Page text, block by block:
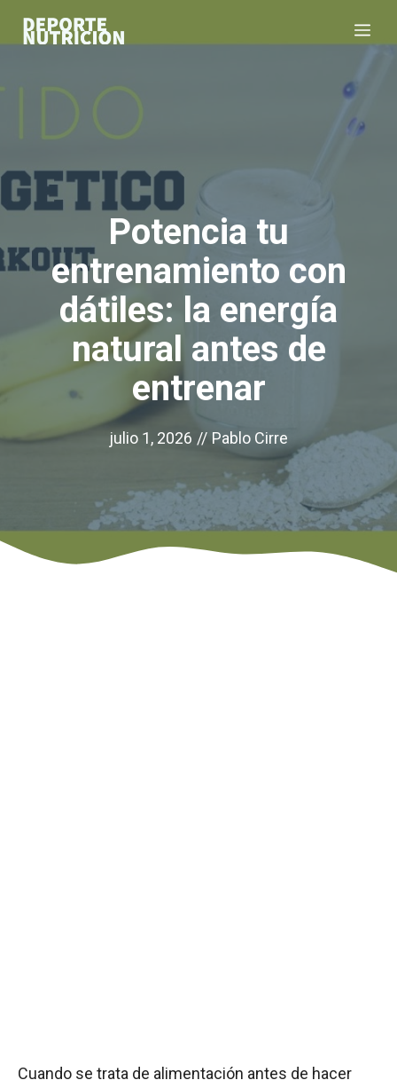
Potencia tu
entrenamiento con
dátiles: la energía
natural antes de
entrenar
julio 1, 2026 // Pablo Cirre
Cuando se trata de alimentación antes de hacer